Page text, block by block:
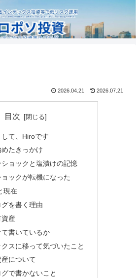
2026.04.21 2026.07.21
目次
て、Hiroです
たきっかけ
ショックと塩漬けの記憶
ョックが転機になった
現在
グを書く理由
資産
書いているか
スに移って気づいたこと
について
で書かないこと